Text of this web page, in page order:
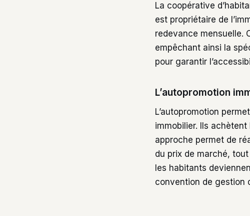
La coopérative
est propriétaire de
redevance mensuelle.
empêchant ainsi la
pour garantir
L’autopromotion
L’autopromotion
immobilier. Ils
approche permet de
du prix de marché,
les habitants
convention de gestion